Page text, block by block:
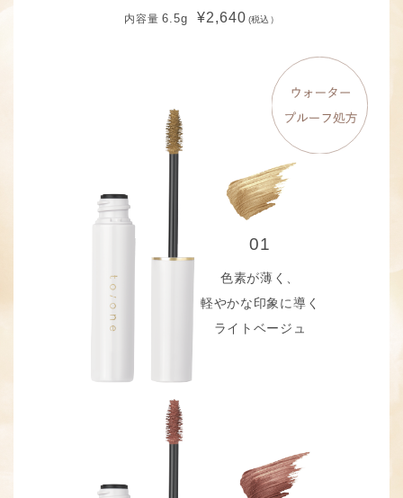
内容量 6.5g ¥2,640 (税込）
01
色素が薄く、
軽やかな印象に導く
ライトベージュ